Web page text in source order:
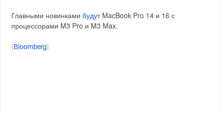
Главными новинкамибудутMacBook Pro 14 и 16 с
процессорами M3 Pro и M3 Max.
Bloomberg